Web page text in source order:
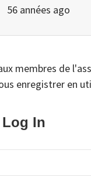
56 années ago
membres de
enregistrer en
In